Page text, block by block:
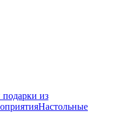
из
Настольные